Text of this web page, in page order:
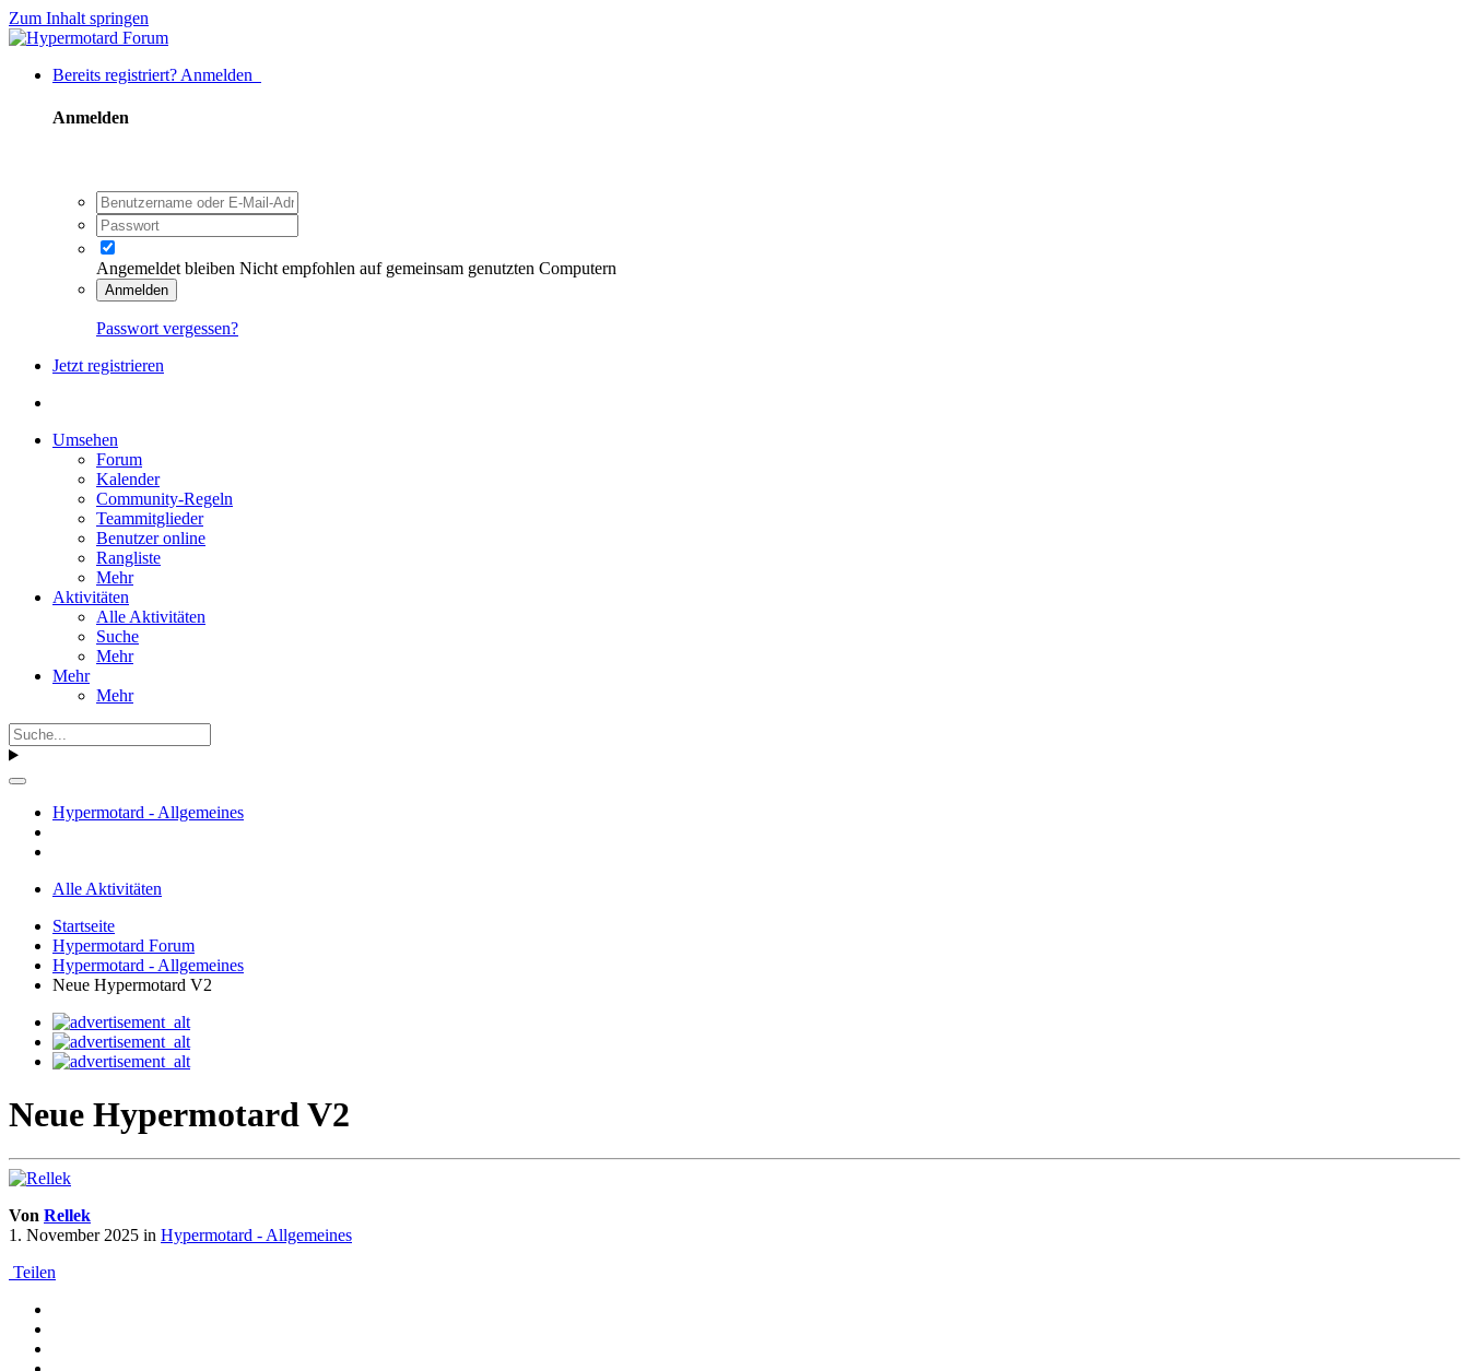
Zum Inhalt springen
Bereits registriert? Anmelden
Anmelden
Angemeldet bleiben Nicht empfohlen auf gemeinsam genutzten Computern
Anmelden
Passwort vergessen?
Jetzt registrieren
Umsehen
Forum
Kalender
Community-Regeln
Teammitglieder
Benutzer online
Rangliste
Mehr
Aktivitäten
Alle Aktivitäten
Suche
Mehr
Mehr
Mehr
Hypermotard - Allgemeines
Alle Aktivitäten
Startseite
Hypermotard Forum
Hypermotard - Allgemeines
Neue Hypermotard V2
Neue Hypermotard V2
Von Rellek
1. November 2025 in Hypermotard - Allgemeines
Teilen